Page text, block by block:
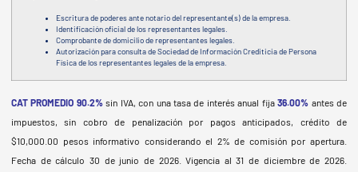
Escritura de poderes ante notario del representante(s) de la empresa.
Identificación oficial de los representantes legales.
Comprobante de domicilio de representantes legales.
Autorización para consulta de Sociedad de Información Crediticia de Persona
Física de los representantes legales de la empresa.
CAT PROMEDIO 90.2%sin IVA, con una tasa de interés anual fija36.00% antes de
impuestos, sin cobro de penalización por pagos anticipados, crédito de
$10,000.00 pesos informativo considerando el 2% de comisión por apertura.
Fecha de cálculo 30 de junio de 2026. Vigencia al 31 de diciembre de 2026